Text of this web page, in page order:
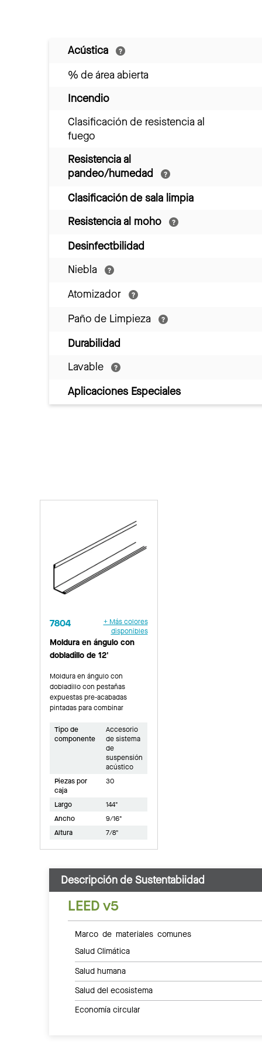
Acústica
% de área abierta
Incendio
Clasificación de resistencia al
fuego
Resistencia al
pandeo/humedad
Clasificación de sala limpia
Resistencia al moho
Desinfectbilidad
Niebla
Atomizador
Paño de Limpieza
Durabilidad
Lavable
Aplicaciones Especiales
7804
+ Más colores
disponibles
Moldura en ángulo con
dobladillo de 12'
Moldura en ángulo con
dobladillo con pestañas
expuestas pre-acabadas
pintadas para combinar
Tipo de
componente
Accesorio
de sistema
de
suspensión
acústico
Piezas por
caja
30
Largo
144"
Ancho
9/16"
Altura
7/8"
Descripción de Sustentabiidad
LEED v5
Marco de materiales comunes
Salud Climática
Salud humana
Salud del ecosistema
Economía circular